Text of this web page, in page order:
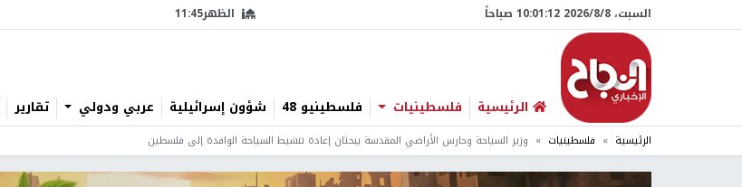
السبت، 8/‏8/‏2026 10:01:13 صباحاً الظهر11:45
الرئيسية فلسطينيات فلسطينيو 48 شؤون إسرائيلية عربي ودولي تقارير
الرئيسية فلسطينيات وزير السياحة وحارس الأراضي المقدسة يبحثان إعادة تنشيط السياحة الوافدة إلى فلسطين